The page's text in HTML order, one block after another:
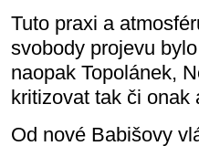
Tuto praxi a
svobody projevu
naopak Topolánek,
kritizovat tak či
Od nové Babišovy